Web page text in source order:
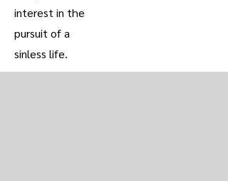
interest in the
pursuit of a
sinless life.